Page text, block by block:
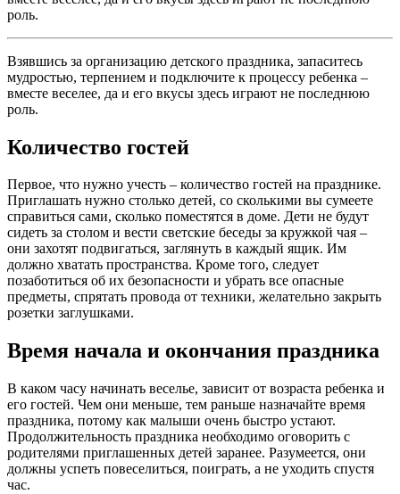
роль.
Взявшись за организацию детского праздника, запаситесь
мудростью, терпением и подключите к процессу ребенка –
вместе веселее, да и его вкусы здесь играют не последнюю
роль.
Количество гостей
Первое, что нужно учесть – количество гостей на празднике.
Приглашать нужно столько детей, со сколькими вы сумеете
справиться сами, сколько поместятся в доме. Дети не будут
сидеть за столом и вести светские беседы за кружкой чая –
они захотят подвигаться, заглянуть в каждый ящик. Им
должно хватать пространства. Кроме того, следует
позаботиться об их безопасности и убрать все опасные
предметы, спрятать провода от техники, желательно закрыть
розетки заглушками.
Время начала и окончания праздника
В каком часу начинать веселье, зависит от возраста ребенка и
его гостей. Чем они меньше, тем раньше назначайте время
праздника, потому как малыши очень быстро устают.
Продолжительность праздника необходимо оговорить с
родителями приглашенных детей заранее. Разумеется, они
должны успеть повеселиться, поиграть, а не уходить спустя
час.